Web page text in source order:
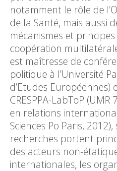
notamment le rôle de
de la Santé, mais aussi
mécanismes et
coopération
est maîtresse de
politique à l’Université
d’Etudes Européennes)
CRESPPA-LabToP (UMR
en relations
Sciences Po Paris, 2012),
recherches portent
des acteurs non-
internationales, les